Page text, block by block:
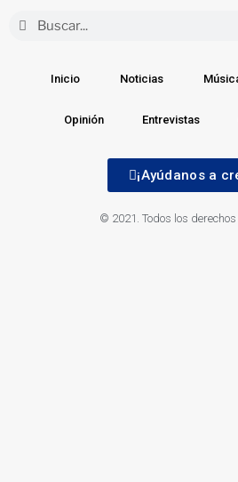
Inicio Noticias
Opinión Entrevistas
¡Ayúdanos a
© 2021. Todos los